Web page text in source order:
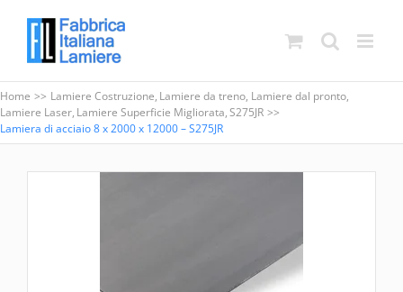
contenuto
Home Lamiere Costruzione Lamiere da treno Lamiere dal pronto
Lamiere Laser Lamiere Superficie Migliorata S275JR
Lamiera di acciaio 8 x 2000 x 12000 – S275JR